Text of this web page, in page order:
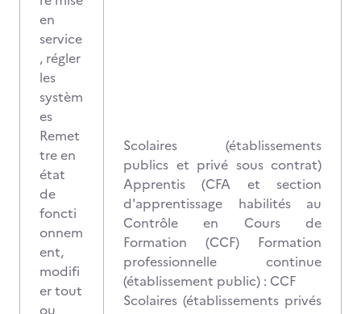
en
service
, régler
les
systèm
es
Remet
tre en
état
de
foncti
onnem
ent,
modifi
er tout
ou
Scolaires (établissements
publics et privé sous contrat)
Apprentis (CFA et section
d'apprentissage habilités au
Contrôle en Cours de
Formation (CCF) Formation
professionnelle continue
(établissement public) : CCF
Scolaires (établissements privés